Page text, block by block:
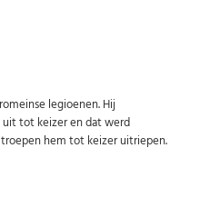
legioenen. Hij
uit tot keizer en dat werd
troepen hem tot keizer uitriepen.